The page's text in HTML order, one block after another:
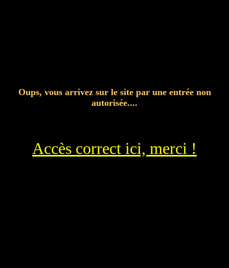
Oups, vous arrivez sur le site par une entrée non
autorisée....
Accès correct ici, merci !